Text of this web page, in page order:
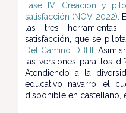
Fase IV. Creación y
satisfacción (NOV 2022).
las tres
satisfacción, que se
Del Camino DBHI .
las versiones para los
Atendiendo a la
educativo navarro, el
disponible en castellano,